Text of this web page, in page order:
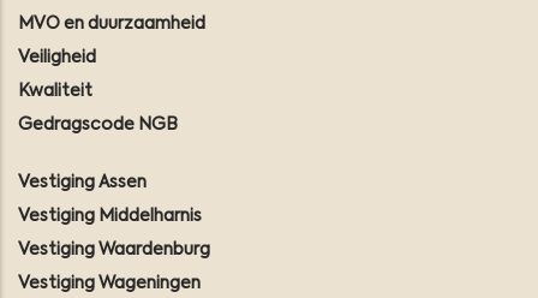
MVO en duurzaamheid
Veiligheid
Kwaliteit
Gedragscode NGB
Vestiging Assen
Vestiging Middelharnis
Vestiging Waardenburg
Vestiging Wageningen